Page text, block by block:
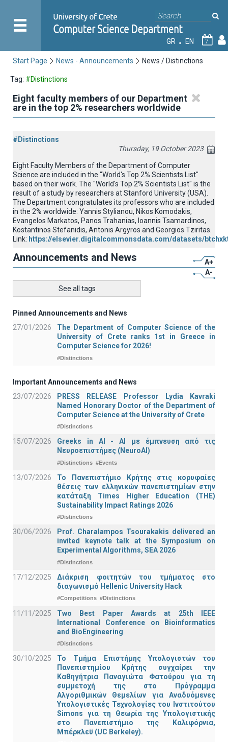
GR EN 7
Start Page News - Announcements News / Distinctions
Tag: #Distinctions
Eight faculty members of our Department
are in the top 2% researchers worldwide
#Distinctions
Thursday, 19 October 2023
Eight Faculty Members of the Department of Computer
Science are included in the "World's Top 2% Scientists List"
based on their work. The "World's Top 2% Scientists List" is the
result of a study by researchers at Stanford University (USA).
The Department congratulates its professors who are included
in the 2% worldwide: Yannis Stylianou, Nikos Komodakis,
Evangelos Markatos, Panos Trahanias, Ioannis Tsamardinos,
Kostantinos Stefanidis, Antonis Argyros and Georgios Tziritas.
Link: https://elsevier.digitalcommonsdata.com/datasets/
Announcements and News
A+
A-
See all tags
Pinned Announcements and News
27/01/2026
The Department of Computer Science of the
University of Crete ranks 1st in Greece in
Computer Science for 2026!
#Distinctions
Important Announcements and News
23/07/2026
PRESS RELEASE Professor Lydia Kavraki
Named Honorary Doctor of the Department of
Computer Science at the University of Crete
#Distinctions
15/07/2026
Greeks in AI - ΑΙ με έμπνευση από τις
Νευροεπιστήμες (NeuroAI)
#Distinctions #Events
13/07/2026
Το Πανεπιστήμιο Κρήτης στις κορυφαίες
θέσεις των ελληνικών πανεπιστημίων στην
κατάταξη Times Higher Education (ΤΗΕ)
Sustainability Impact Ratings 2026
#Distinctions
30/06/2026
Prof. Charalampos Tsourakakis delivered an
invited keynote talk at the Symposium on
Experimental Algorithms, SEA 2026
#Distinctions
17/12/2025
Διάκριση φοιτητών του τμήματος στο
διαγωνισμό Hellenic University Hack
#Competitions #Distinctions
11/11/2025
Two Best Paper Awards at 25th IEEE
International Conference on Bioinformatics
and BioEngineering
#Distinctions
30/10/2025
Το Τμήμα Επιστήμης Υπολογιστών του
Πανεπιστημίου Κρήτης συγχαίρει την
Καθηγήτρια Παναγιώτα Φατούρου για τη
συμμετοχή της στο Πρόγραμμα
Αλγοριθμικών Θεμελίων για Αναδυόμενες
Υπολογιστικές Τεχνολογίες του Ινστιτούτου
Simons για τη Θεωρία της Υπολογιστικής
στο Πανεπιστήμιο της Καλιφόρνια,
Μπέρκλεϋ (UC Berkeley).